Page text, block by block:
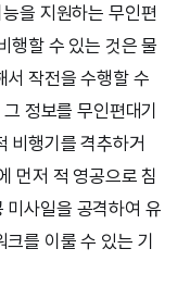
을 지원하는 무인편
행할 수 있는 것은 물
서 작전을 수행할 수
정보를 무인편대기
비행기를 격추하거
먼저 적 영공으로 침
미사일을 공격하여 유
를 이룰 수 있는 기